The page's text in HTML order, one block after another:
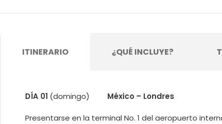
ITINERARIO ¿QUÉ INCLUYE?
DÍA 01 (domingo) México – Londres
Presentarse en la terminal No. 1 del aeropuerto